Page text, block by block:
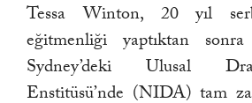
Tessa Winton, 20 yıl
eğitmenliği yaptıktan
Sydney’deki Ulusal
Enstitüsü’nde (NIDA) tam